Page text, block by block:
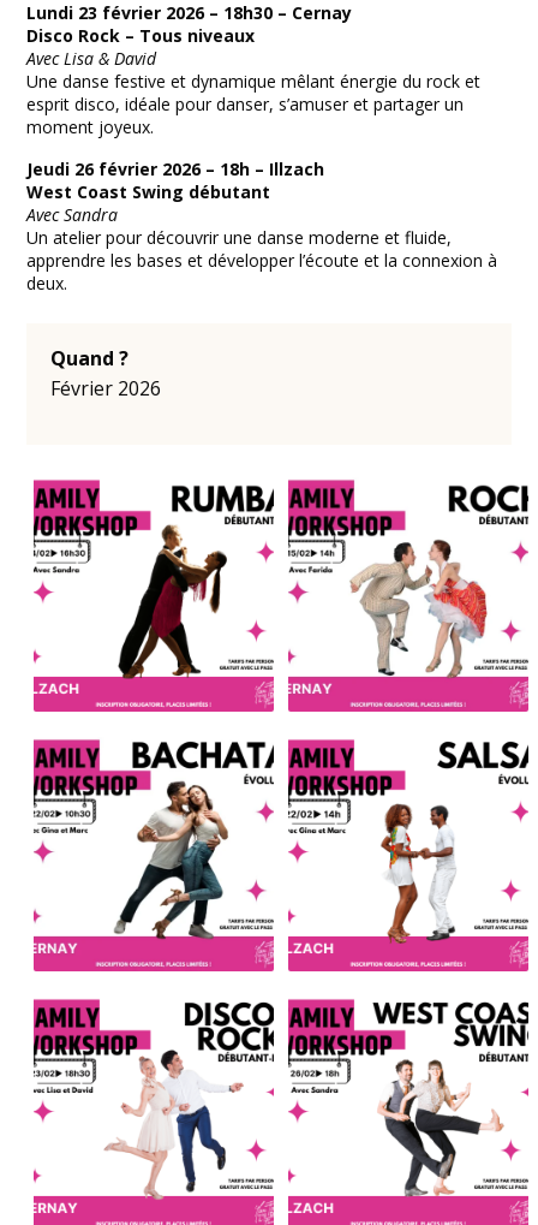
Lundi 23 février 2026 – 18h30 – Cernay
Disco Rock – Tous niveaux
Avec Lisa & David
Une danse festive et dynamique mêlant énergie du rock et
esprit disco, idéale pour danser, s’amuser et partager un
moment joyeux.
Jeudi 26 février 2026 – 18h – Illzach
West Coast Swing débutant
Avec Sandra
Un atelier pour découvrir une danse moderne et fluide,
apprendre les bases et développer l’écoute et la connexion à
deux.
Quand ?
Février 2026